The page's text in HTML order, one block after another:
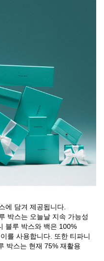
에 담겨 제공됩니다.
박스는 오늘날 지속 가능성
블루 박스와 백은 100%
를 사용합니다. 또한 티파니
박스는 현재 75% 재활용